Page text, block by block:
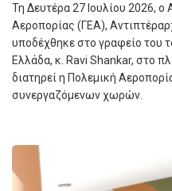
Τη Δευτέρα 27 Ιουλίου 2026, ο
Αεροπορίας (ΓΕΑ),
υποδέχθηκε στο γραφείο του
Ελλάδα, κ. Ravi Shankar, στο
διατηρεί η Πολεμική
συνεργαζόμενων χωρών.